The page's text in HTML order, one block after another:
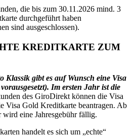
die bis zum 30.11.2026 mind. 3
durchgeführt haben
sind ausgeschlossen).
KREDITKARTE ZUM
Klassik gibt es auf Wunsch eine Visa
Im ersten Jahr ist die
des GiroDirekt können die Visa
Visa Gold Kreditkarte beantragen. Ab
eine Jahresgebühr fällig.
handelt es sich um „echte“